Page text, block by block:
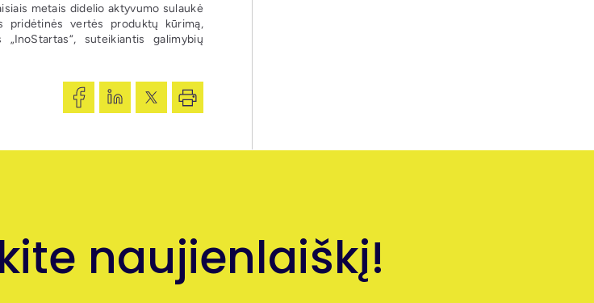
metais didelio aktyvumo sulaukė
pridėtinės vertės produktų kūrimą,
suteikiantis galimybių
naujienlaiškį!